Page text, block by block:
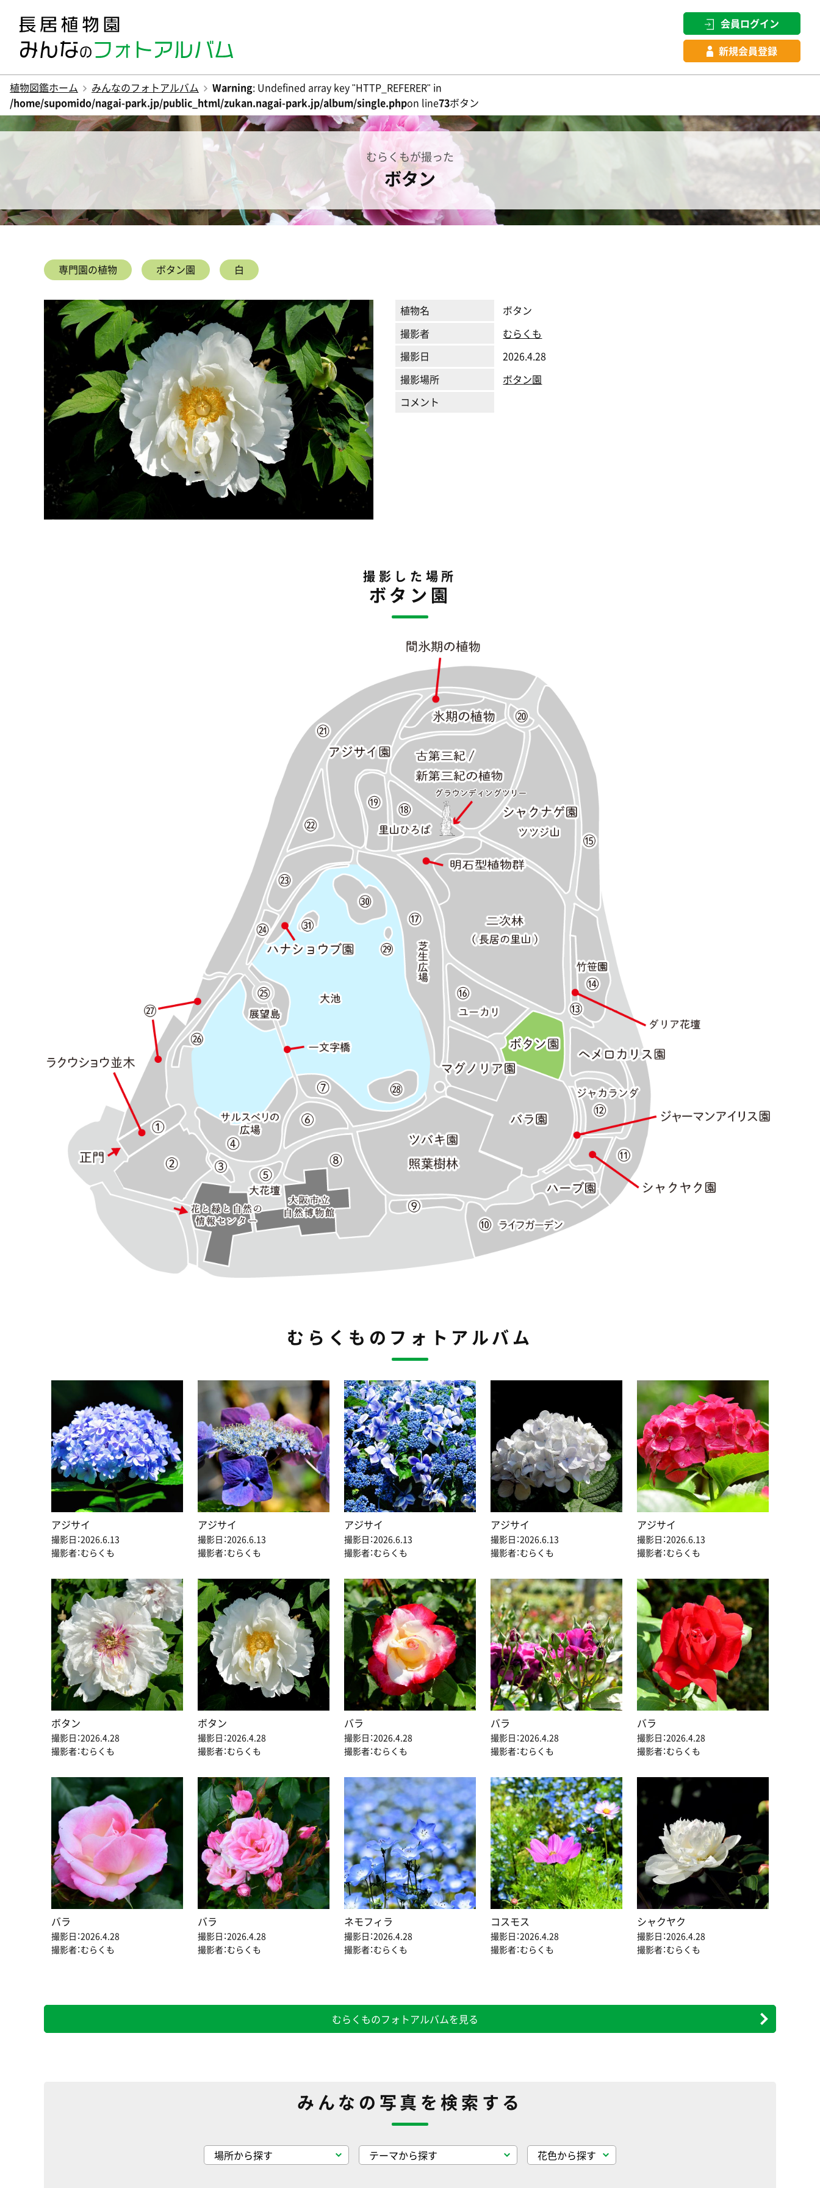
会員ログイン
新規会員登録
植物図鑑ホーム みんなのフォトアルバム Warning: Undefined array key "HTTP_REFERER" in
/home/supomido/nagai-park.jp/public_html/zukan.nagai-park.jp/album/single.phpon line73ボタン
むらくもが撮った
ボタン
専門園の植物 ボタン園 白
植物名
ボタン
撮影者
むらくも
撮影日
2026.4.28
撮影場所
ボタン園
コメント
撮影した場所
ボタン園
むらくものフォトアルバム
アジサイ
撮影日：2026.6.13
撮影者：むらくも
アジサイ
撮影日：2026.6.13
撮影者：むらくも
アジサイ
撮影日：2026.6.13
撮影者：むらくも
アジサイ
撮影日：2026.6.13
撮影者：むらくも
アジサイ
撮影日：2026.6.13
撮影者：むらくも
ボタン
撮影日：2026.4.28
撮影者：むらくも
ボタン
撮影日：2026.4.28
撮影者：むらくも
バラ
撮影日：2026.4.28
撮影者：むらくも
バラ
撮影日：2026.4.28
撮影者：むらくも
バラ
撮影日：2026.4.28
撮影者：むらくも
バラ
撮影日：2026.4.28
撮影者：むらくも
バラ
撮影日：2026.4.28
撮影者：むらくも
ネモフィラ
撮影日：2026.4.28
撮影者：むらくも
コスモス
撮影日：2026.4.28
撮影者：むらくも
シャクヤク
撮影日：2026.4.28
撮影者：むらくも
むらくものフォトアルバムを見る
みんなの写真を検索する